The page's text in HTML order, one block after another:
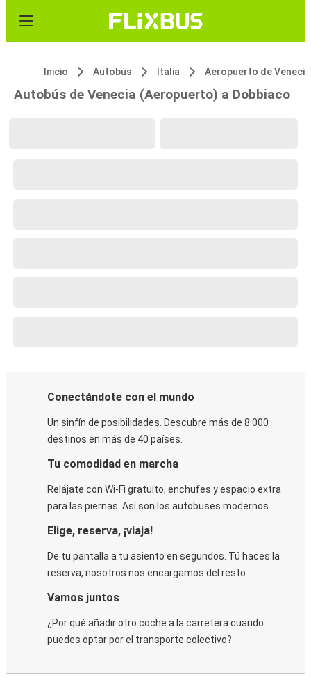
Inicio Autobús Italia Aeropuerto de Venecia
Autobús de Venecia (Aeropuerto) a Dobbiaco
Conectándote con el mundo
Un sinfín de posibilidades. Descubre más de 8.000
destinos en más de 40 países.
Tu comodidad en marcha
Relájate con Wi-Fi gratuito, enchufes y espacio extra
para las piernas. Así son los autobuses modernos.
Elige, reserva, ¡viaja!
De tu pantalla a tu asiento en segundos. Tú haces la
reserva, nosotros nos encargamos del resto.
Vamos juntos
¿Por qué añadir otro coche a la carretera cuando
puedes optar por el transporte colectivo?